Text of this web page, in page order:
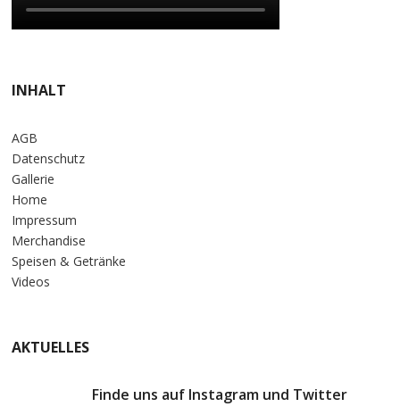
INHALT
AGB
Datenschutz
Gallerie
Home
Impressum
Merchandise
Speisen & Getränke
Videos
AKTUELLES
Finde uns auf Instagram und Twitter